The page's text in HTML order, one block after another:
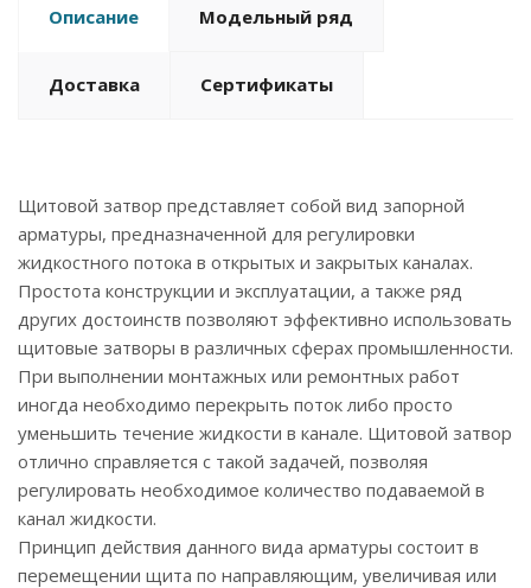
Описание Модельный ряд
Доставка Сертификаты
Щитовой затвор представляет собой вид запорной
арматуры, предназначенной для регулировки
жидкостного потока в открытых и закрытых каналах.
Простота конструкции и эксплуатации, а также ряд
других достоинств позволяют эффективно использовать
щитовые затворы в различных сферах промышленности.
При выполнении монтажных или ремонтных работ
иногда необходимо перекрыть поток либо просто
уменьшить течение жидкости в канале. Щитовой затвор
отлично справляется с такой задачей, позволяя
регулировать необходимое количество подаваемой в
канал жидкости.
Принцип действия данного вида арматуры состоит в
перемещении щита по направляющим, увеличивая или